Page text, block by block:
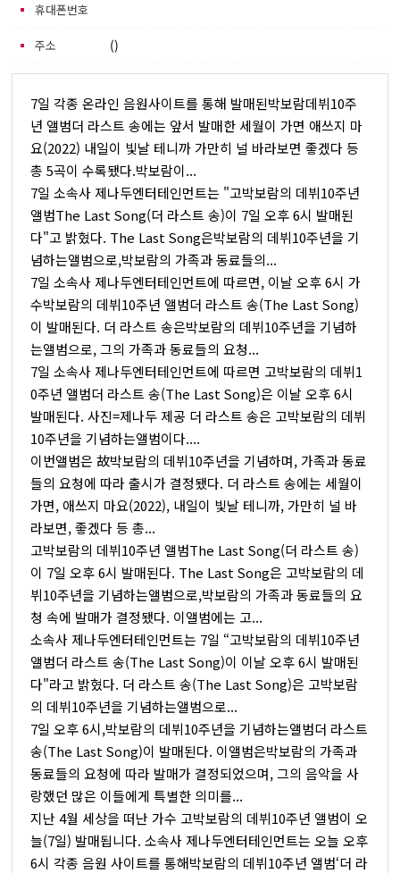
휴대폰번호
주소 ()
7일 각종 온라인 음원사이트를 통해 발매된박보람데뷔10주
년 앨범더 라스트 송에는 앞서 발매한 세월이 가면 애쓰지 마
요(2022) 내일이 빛날 테니까 가만히 널 바라보면 좋겠다 등
총 5곡이 수록됐다.박보람이...
7일 소속사 제나두엔터테인먼트는 "고박보람의 데뷔10주년
앨범The Last Song(더 라스트 송)이 7일 오후 6시 발매된
다"고 밝혔다. The Last Song은박보람의 데뷔10주년을 기
념하는앨범으로,박보람의 가족과 동료들의...
7일 소속사 제나두엔터테인먼트에 따르면, 이날 오후 6시 가
수박보람의 데뷔10주년 앨범더 라스트 송(The Last Song)
이 발매된다. 더 라스트 송은박보람의 데뷔10주년을 기념하
는앨범으로, 그의 가족과 동료들의 요청...
7일 소속사 제나두엔터테인먼트에 따르면 고박보람의 데뷔1
0주년 앨범더 라스트 송(The Last Song)은 이날 오후 6시
발매된다. 사진=제나두 제공 더 라스트 송은 고박보람의 데뷔
10주년을 기념하는앨범이다....
이번앨범은 故박보람의 데뷔10주년을 기념하며, 가족과 동료
들의 요청에 따라 출시가 결정됐다. 더 라스트 송에는 세월이
가면, 애쓰지 마요(2022), 내일이 빛날 테니까, 가만히 널 바
라보면, 좋겠다 등 총...
고박보람의 데뷔10주년 앨범The Last Song(더 라스트 송)
이 7일 오후 6시 발매된다. The Last Song은 고박보람의 데
뷔10주년을 기념하는앨범으로,박보람의 가족과 동료들의 요
청 속에 발매가 결정됐다. 이앨범에는 고...
소속사 제나두엔터테인먼트는 7일 “고박보람의 데뷔10주년
앨범더 라스트 송(The Last Song)이 이날 오후 6시 발매된
다"라고 밝혔다. 더 라스트 송(The Last Song)은 고박보람
의 데뷔10주년을 기념하는앨범으로...
7일 오후 6시,박보람의 데뷔10주년을 기념하는앨범더 라스트
송(The Last Song)이 발매된다. 이앨범은박보람의 가족과
동료들의 요청에 따라 발매가 결정되었으며, 그의 음악을 사
랑했던 많은 이들에게 특별한 의미를...
지난 4월 세상을 떠난 가수 고박보람의 데뷔10주년 앨범이 오
늘(7일) 발매됩니다. 소속사 제나두엔터테인먼트는 오늘 오후
6시 각종 음원 사이트를 통해박보람의 데뷔10주년 앨범‘더 라